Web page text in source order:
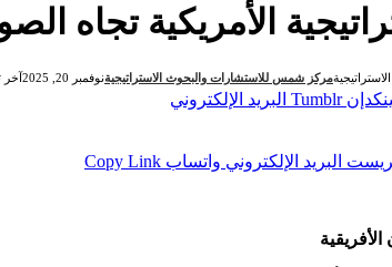
الأمريكية تجاه
مركز شمس للاستشارات والبحوث الاستراتيجيةنوفمبر 20, 2025
Tumblr البريد الإلكتروني
البريد الإلكتروني واتساب Copy Link